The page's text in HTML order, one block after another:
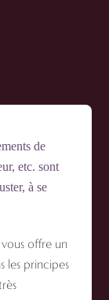
de
etc. sont
à se
offre un
les principes